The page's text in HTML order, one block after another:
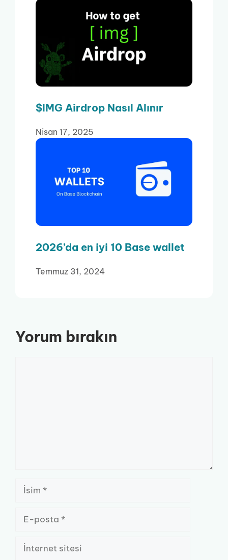
$IMG Airdrop Nasıl Alınır
Nisan 17, 2025
2026’da en iyi 10 Base wallet
Temmuz 31, 2024
Yorum bırakın
İsim
posta
İnternet
sitesi